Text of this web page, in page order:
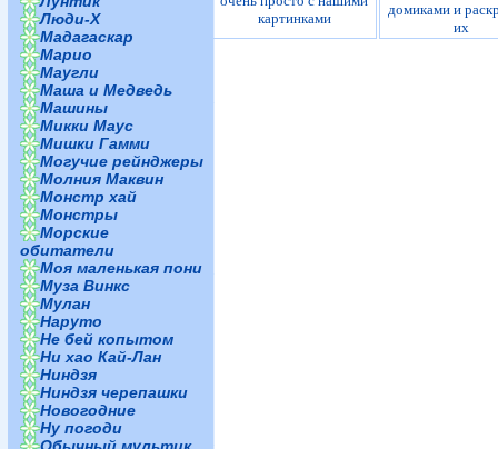
Люди-Х
Мадагаскар
Марио
Маугли
Маша и Медведь
Машины
Микки Маус
Мишки Гамми
Могучие рейнджеры
Молния Маквин
Монстр хай
Монстры
Морские
обитатели
Моя маленькая пони
Муза Винкс
Мулан
Наруто
Не бей копытом
Ни хао Кай-Лан
Ниндзя
Ниндзя черепашки
Новогодние
Ну погоди
картинками
домиками и
их